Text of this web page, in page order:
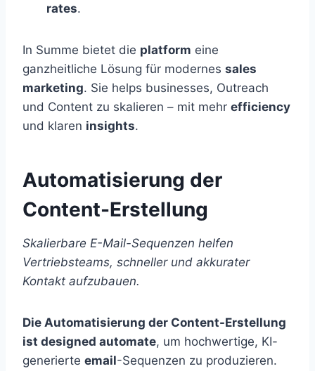
rates.
In Summe bietet die platform eine
ganzheitliche Lösung für modernes sales
marketing. Sie helps businesses, Outreach
und Content zu skalieren – mit mehr efficiency
und klaren insights.
Automatisierung der
Content-Erstellung
Skalierbare E-Mail-Sequenzen helfen
Vertriebsteams, schneller und akkurater
Kontakt aufzubauen.
Die Automatisierung der Content-Erstellung
ist designed automate, um hochwertige, KI-
generierte email-Se­quenzen zu produzieren.